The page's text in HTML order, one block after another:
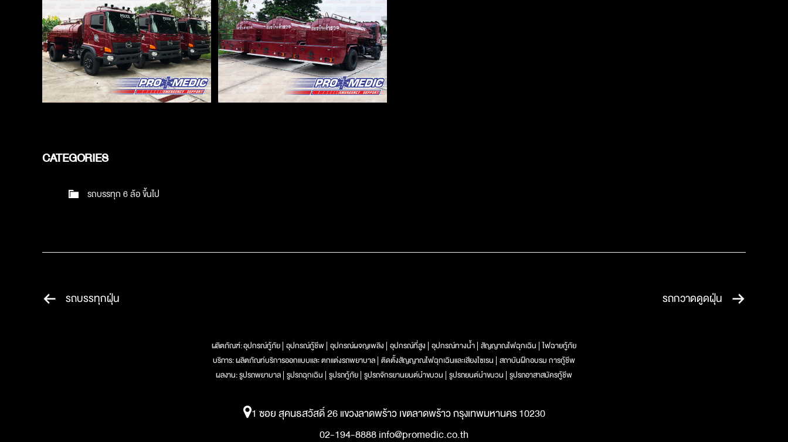
CATEGORIES
รถบรรทุก 6 ล้อ ขึ้นไป
รถบรรทุกฝุ่น รถกวาดดูดฝุ่น
ผลิตภัณฑ์:อุปกรณ์กู้ภัย อุปกรณ์กู้ชีพ อุปกรณ์ผจญเพลิง อุปกรณ์ที่สูง อุปกรณ์ทางน้ำ สัญญาณไฟฉุกเฉิน ไฟฉายกู้ภัย
บริการ:ผลิตภัณท์บริการออกแบบและ ตกแต่งรถพยาบาล ติดตั้งสัญญาณไฟฉุกเฉินและเสียงไซเรน สถาบันฝึกอบรม การกู้ชีพ
ผลงาน:รูปรถพยาบาล รูปรถฉุกเฉิน รูปรถกู้ภัย รูปรถจักรยานยนต์นำขบวน รูปรถยนต์นำขบวน รูปรถอาสาสมัครกู้ชีพ
1 ซอย สุคนธสวัสดิ์ 26 แขวงลาดพร้าว เขตลาดพร้าว กรุงเทพมหานคร 10230
02-194-8888 info@promedic.co.th